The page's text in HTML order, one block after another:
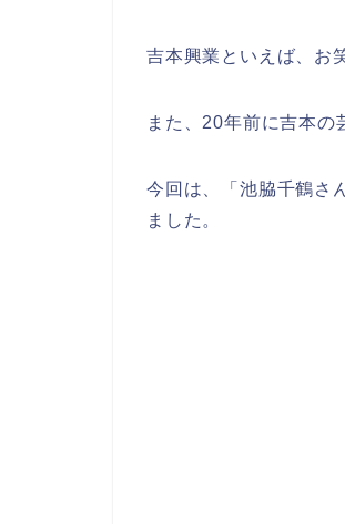
吉本興業といえば、お
また、20年前に吉本の
今回は、「池脇千鶴さ
ました。